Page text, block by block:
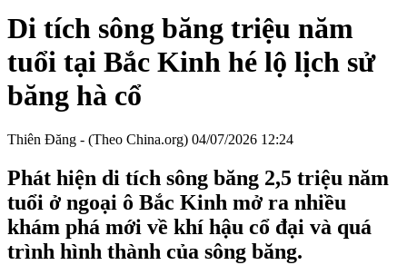
Di tích sông băng triệu năm
tuổi tại Bắc Kinh hé lộ lịch sử
băng hà cổ
Thiên Đăng - (Theo China.org) 04/07/2026 12:24
Phát hiện di tích sông băng 2,5 triệu năm
tuổi ở ngoại ô Bắc Kinh mở ra nhiều
khám phá mới về khí hậu cổ đại và quá
trình hình thành của sông băng.